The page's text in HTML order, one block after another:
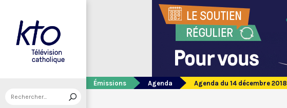
Émissions Agenda Agenda du 14 décembre 2018